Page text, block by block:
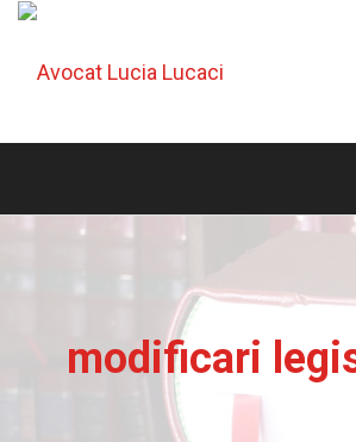
modificari